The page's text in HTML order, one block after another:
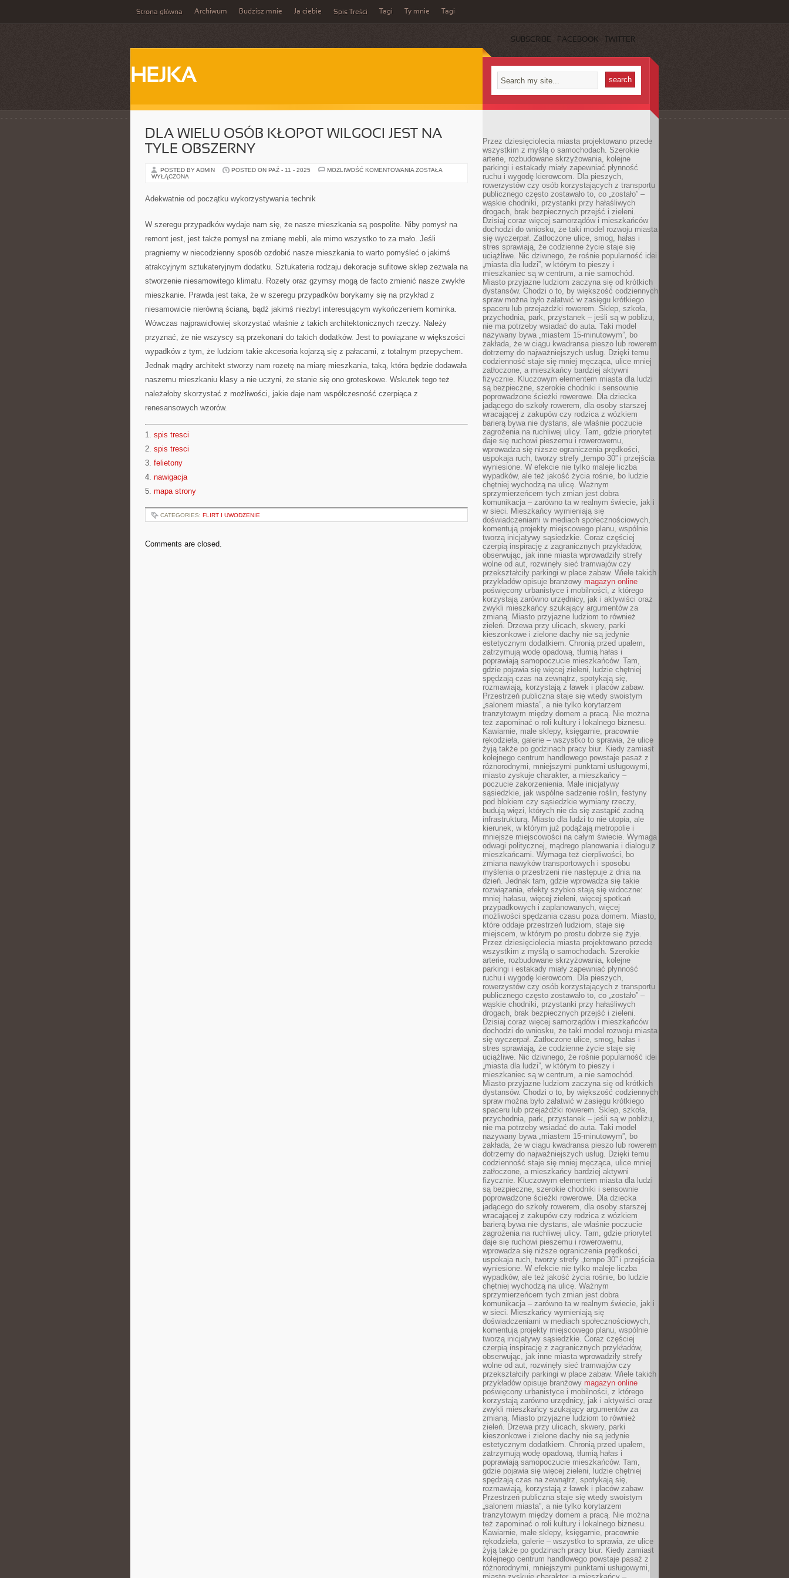
Strona główna Archiwum Budzisz mnie Ja ciebie Spis Treści Tagi Ty mnie Tagi
SUBSCRIBE FACEBOOK TWITTER
HEJKA
DLA WIELU OSÓB KŁOPOT WILGOCI JEST NA
TYLE OBSZERNY
POSTED BY ADMIN POSTED ON PAŹ - 11 - 2025 MOŻLIWOŚĆ KOMENTOWANIA DLA
OBSZERNY
ZOSTAŁA
WYŁĄCZONA
Adekwatnie od początku wykorzystywania technik
W szeregu przypadków wydaje nam się, że nasze mieszkania są pospolite. Niby pomysł na
remont jest, jest także pomysł na zmianę mebli, ale mimo wszystko to za mało. Jeśli
pragniemy w niecodzienny sposób ozdobić nasze mieszkania to warto pomyśleć o jakimś
atrakcyjnym sztukateryjnym dodatku. Sztukateria rodzaju dekoracje sufitowe sklep zezwala na
stworzenie niesamowitego klimatu. Rozety oraz gzymsy mogą de facto zmienić nasze zwykłe
mieszkanie. Prawda jest taka, że w szeregu przypadków borykamy się na przykład z
niesamowicie nierówną ścianą, bądź jakimś niezbyt interesującym wykończeniem kominka.
Wówczas najprawidłowiej skorzystać właśnie z takich architektonicznych rzeczy. Należy
przyznać, że nie wszyscy są przekonani do takich dodatków. Jest to powiązane w większości
wypadków z tym, że ludziom takie akcesoria kojarzą się z pałacami, z totalnym przepychem.
Jednak mądry architekt stworzy nam rozetę na miarę mieszkania, taką, która będzie dodawała
naszemu mieszkaniu klasy a nie uczyni, że stanie się ono groteskowe. Wskutek tego też
należałoby skorzystać z możliwości, jakie daje nam współczesność czerpiąca z
renesansowych wzorów.
1. spis tresci
2. spis tresci
3. felietony
4. nawigacja
5. mapa strony
CATEGORIES: FLIRT I UWODZENIE
Comments are closed.
Przez dziesięciolecia miasta projektowano przede
wszystkim z myślą o samochodach. Szerokie
arterie, rozbudowane skrzyżowania, kolejne
parkingi i estakady miały zapewniać płynność
ruchu i wygodę kierowcom. Dla pieszych,
rowerzystów czy osób korzystających z transportu
publicznego często zostawało to, co „zostało” –
wąskie chodniki, przystanki przy hałaśliwych
drogach, brak bezpiecznych przejść i zieleni.
Dzisiaj coraz więcej samorządów i mieszkańców
dochodzi do wniosku, że taki model rozwoju miasta
się wyczerpał. Zatłoczone ulice, smog, hałas i
stres sprawiają, że codzienne życie staje się
uciążliwe. Nic dziwnego, że rośnie popularność idei
„miasta dla ludzi”, w którym to pieszy i
mieszkaniec są w centrum, a nie samochód.
Miasto przyjazne ludziom zaczyna się od krótkich
dystansów. Chodzi o to, by większość codziennych
spraw można było załatwić w zasięgu krótkiego
spaceru lub przejażdżki rowerem. Sklep, szkoła,
przychodnia, park, przystanek – jeśli są w pobliżu,
nie ma potrzeby wsiadać do auta. Taki model
nazywany bywa „miastem 15-minutowym”, bo
zakłada, że w ciągu kwadransa pieszo lub rowerem
dotrzemy do najważniejszych usług. Dzięki temu
codzienność staje się mniej męcząca, ulice mniej
zatłoczone, a mieszkańcy bardziej aktywni
fizycznie. Kluczowym elementem miasta dla ludzi
są bezpieczne, szerokie chodniki i sensownie
poprowadzone ścieżki rowerowe. Dla dziecka
jadącego do szkoły rowerem, dla osoby starszej
wracającej z zakupów czy rodzica z wózkiem
barierą bywa nie dystans, ale właśnie poczucie
zagrożenia na ruchliwej ulicy. Tam, gdzie priorytet
daje się ruchowi pieszemu i rowerowemu,
wprowadza się niższe ograniczenia prędkości,
uspokaja ruch, tworzy strefy „tempo 30” i przejścia
wyniesione. W efekcie nie tylko maleje liczba
wypadków, ale też jakość życia rośnie, bo ludzie
chętniej wychodzą na ulicę. Ważnym
sprzymierzeńcem tych zmian jest dobra
komunikacja – zarówno ta w realnym świecie, jak i
w sieci. Mieszkańcy wymieniają się
doświadczeniami w mediach społecznościowych,
komentują projekty miejscowego planu, wspólnie
tworzą inicjatywy sąsiedzkie. Coraz częściej
czerpią inspirację z zagranicznych przykładów,
obserwując, jak inne miasta wprowadziły strefy
wolne od aut, rozwinęły sieć tramwajów czy
przekształciły parkingi w place zabaw. Wiele takich
przykładów opisuje branżowy magazyn online
poświęcony urbanistyce i mobilności, z którego
korzystają zarówno urzędnicy, jak i aktywiści oraz
zwykli mieszkańcy szukający argumentów za
zmianą. Miasto przyjazne ludziom to również
zieleń. Drzewa przy ulicach, skwery, parki
kieszonkowe i zielone dachy nie są jedynie
estetycznym dodatkiem. Chronią przed upałem,
zatrzymują wodę opadową, tłumią hałas i
poprawiają samopoczucie mieszkańców. Tam,
gdzie pojawia się więcej zieleni, ludzie chętniej
spędzają czas na zewnątrz, spotykają się,
rozmawiają, korzystają z ławek i placów zabaw.
Przestrzeń publiczna staje się wtedy swoistym
„salonem miasta”, a nie tylko korytarzem
tranzytowym między domem a pracą. Nie można
też zapominać o roli kultury i lokalnego biznesu.
Kawiarnie, małe sklepy, księgarnie, pracownie
rękodzieła, galerie – wszystko to sprawia, że ulice
żyją także po godzinach pracy biur. Kiedy zamiast
kolejnego centrum handlowego powstaje pasaż z
różnorodnymi, mniejszymi punktami usługowymi,
miasto zyskuje charakter, a mieszkańcy –
poczucie zakorzenienia. Małe inicjatywy
sąsiedzkie, jak wspólne sadzenie roślin, festyny
pod blokiem czy sąsiedzkie wymiany rzeczy,
budują więzi, których nie da się zastąpić żadną
infrastrukturą. Miasto dla ludzi to nie utopia, ale
kierunek, w którym już podążają metropolie i
mniejsze miejscowości na całym świecie. Wymaga
odwagi politycznej, mądrego planowania i dialogu z
mieszkańcami. Wymaga też cierpliwości, bo
zmiana nawyków transportowych i sposobu
myślenia o przestrzeni nie następuje z dnia na
dzień. Jednak tam, gdzie wprowadza się takie
rozwiązania, efekty szybko stają się widoczne:
mniej hałasu, więcej zieleni, więcej spotkań
przypadkowych i zaplanowanych, więcej
możliwości spędzania czasu poza domem. Miasto,
które oddaje przestrzeń ludziom, staje się
miejscem, w którym po prostu dobrze się żyje.
Przez dziesięciolecia miasta projektowano przede
wszystkim z myślą o samochodach. Szerokie
arterie, rozbudowane skrzyżowania, kolejne
parkingi i estakady miały zapewniać płynność
ruchu i wygodę kierowcom. Dla pieszych,
rowerzystów czy osób korzystających z transportu
publicznego często zostawało to, co „zostało” –
wąskie chodniki, przystanki przy hałaśliwych
drogach, brak bezpiecznych przejść i zieleni.
Dzisiaj coraz więcej samorządów i mieszkańców
dochodzi do wniosku, że taki model rozwoju miasta
się wyczerpał. Zatłoczone ulice, smog, hałas i
stres sprawiają, że codzienne życie staje się
uciążliwe. Nic dziwnego, że rośnie popularność idei
„miasta dla ludzi”, w którym to pieszy i
mieszkaniec są w centrum, a nie samochód.
Miasto przyjazne ludziom zaczyna się od krótkich
dystansów. Chodzi o to, by większość codziennych
spraw można było załatwić w zasięgu krótkiego
spaceru lub przejażdżki rowerem. Sklep, szkoła,
przychodnia, park, przystanek – jeśli są w pobliżu,
nie ma potrzeby wsiadać do auta. Taki model
nazywany bywa „miastem 15-minutowym”, bo
zakłada, że w ciągu kwadransa pieszo lub rowerem
dotrzemy do najważniejszych usług. Dzięki temu
codzienność staje się mniej męcząca, ulice mniej
zatłoczone, a mieszkańcy bardziej aktywni
fizycznie. Kluczowym elementem miasta dla ludzi
są bezpieczne, szerokie chodniki i sensownie
poprowadzone ścieżki rowerowe. Dla dziecka
jadącego do szkoły rowerem, dla osoby starszej
wracającej z zakupów czy rodzica z wózkiem
barierą bywa nie dystans, ale właśnie poczucie
zagrożenia na ruchliwej ulicy. Tam, gdzie priorytet
daje się ruchowi pieszemu i rowerowemu,
wprowadza się niższe ograniczenia prędkości,
uspokaja ruch, tworzy strefy „tempo 30” i przejścia
wyniesione. W efekcie nie tylko maleje liczba
wypadków, ale też jakość życia rośnie, bo ludzie
chętniej wychodzą na ulicę. Ważnym
sprzymierzeńcem tych zmian jest dobra
komunikacja – zarówno ta w realnym świecie, jak i
w sieci. Mieszkańcy wymieniają się
doświadczeniami w mediach społecznościowych,
komentują projekty miejscowego planu, wspólnie
tworzą inicjatywy sąsiedzkie. Coraz częściej
czerpią inspirację z zagranicznych przykładów,
obserwując, jak inne miasta wprowadziły strefy
wolne od aut, rozwinęły sieć tramwajów czy
przekształciły parkingi w place zabaw. Wiele takich
przykładów opisuje branżowy magazyn online
poświęcony urbanistyce i mobilności, z którego
korzystają zarówno urzędnicy, jak i aktywiści oraz
zwykli mieszkańcy szukający argumentów za
zmianą. Miasto przyjazne ludziom to również
zieleń. Drzewa przy ulicach, skwery, parki
kieszonkowe i zielone dachy nie są jedynie
estetycznym dodatkiem. Chronią przed upałem,
zatrzymują wodę opadową, tłumią hałas i
poprawiają samopoczucie mieszkańców. Tam,
gdzie pojawia się więcej zieleni, ludzie chętniej
spędzają czas na zewnątrz, spotykają się,
rozmawiają, korzystają z ławek i placów zabaw.
Przestrzeń publiczna staje się wtedy swoistym
„salonem miasta”, a nie tylko korytarzem
tranzytowym między domem a pracą. Nie można
też zapominać o roli kultury i lokalnego biznesu.
Kawiarnie, małe sklepy, księgarnie, pracownie
rękodzieła, galerie – wszystko to sprawia, że ulice
żyją także po godzinach pracy biur. Kiedy zamiast
kolejnego centrum handlowego powstaje pasaż z
różnorodnymi, mniejszymi punktami usługowymi,